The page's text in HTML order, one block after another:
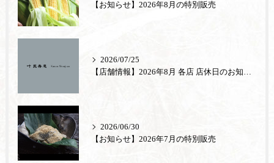
【お知らせ】2026年8月の特別販売
2026/07/25
【店舗情報】2026年8月 各店 店休日のお知らせ
2026/06/30
【お知らせ】2026年7月の特別販売